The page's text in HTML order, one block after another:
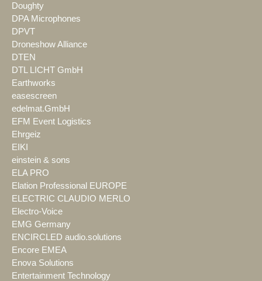
Doughty
DPA Microphones
DPVT
Droneshow Alliance
DTEN
DTL LICHT GmbH
Earthworks
easescreen
edelmat.GmbH
EFM Event Logistics
Ehrgeiz
EIKI
einstein & sons
ELA PRO
Elation Professional EUROPE
ELECTRIC CLAUDIO MERLO
Electro-Voice
EMG Germany
ENCIRCLED audio.solutions
Encore EMEA
Enova Solutions
Entertainment Technology